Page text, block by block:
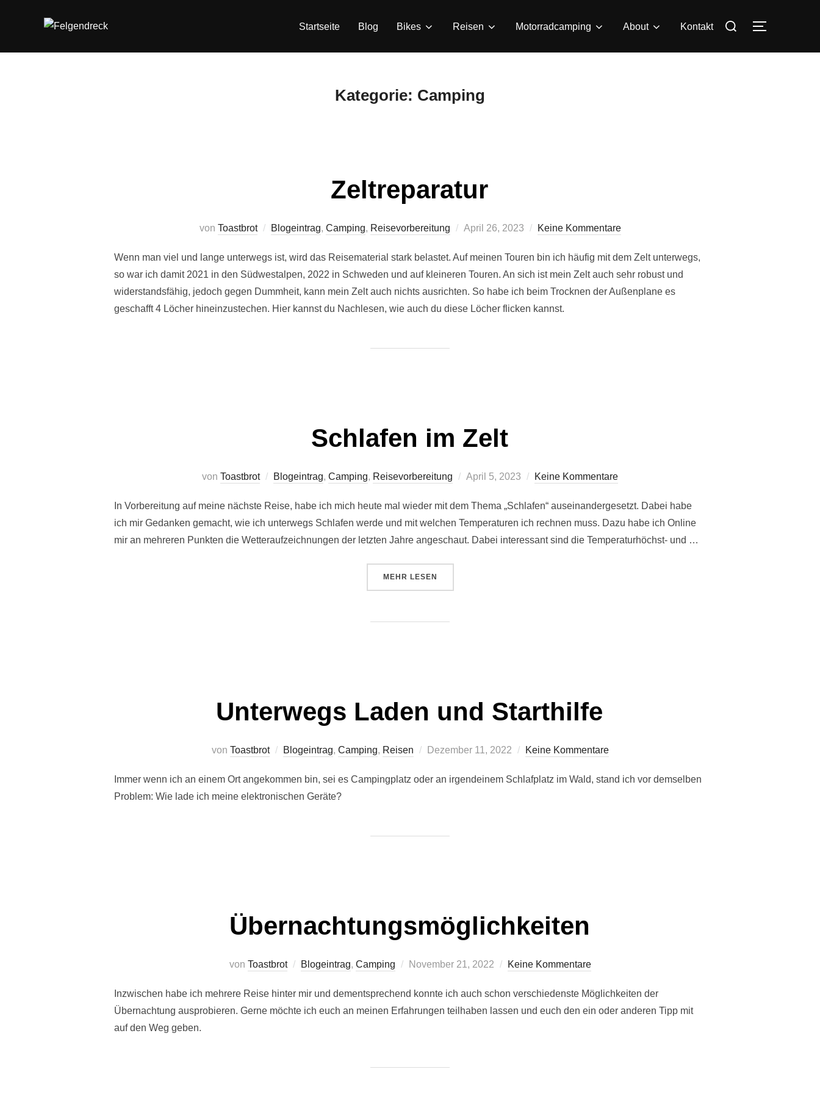
Startseite Blog Bikes Reisen Motorradcamping About Kontakt
Suchen
Kategorie: Camping
Zeltreparatur
von Toastbrot Blogeintrag, Camping, Reisevorbereitung
Veröffentlicht
April 26, 2023 Keine Kommentare
Wenn man viel und lange unterwegs ist, wird das Reisematerial stark belastet. Auf meinen Touren bin ich häufig mit dem Zelt unterwegs,
so war ich damit 2021 in den Südwestalpen, 2022 in Schweden und auf kleineren Touren. An sich ist mein Zelt auch sehr robust und
widerstandsfähig, jedoch gegen Dummheit, kann mein Zelt auch nichts ausrichten. So habe ich beim Trocknen der Außenplane es
geschafft 4 Löcher hineinzustechen. Hier kannst du Nachlesen, wie auch du diese Löcher flicken kannst.
Schlafen im Zelt
von Toastbrot Blogeintrag, Camping, Reisevorbereitung
Veröffentlicht
April 5, 2023 Keine Kommentare
In Vorbereitung auf meine nächste Reise, habe ich mich heute mal wieder mit dem Thema „Schlafen“ auseinandergesetzt. Dabei habe
ich mir Gedanken gemacht, wie ich unterwegs Schlafen werde und mit welchen Temperaturen ich rechnen muss. Dazu habe ich Online
mir an mehreren Punkten die Wetteraufzeichnungen der letzten Jahre angeschaut. Dabei interessant sind die Temperaturhöchst- und …
MEHR ÜBER „SCHLAFEN IM ZELT“
LESEN
Unterwegs Laden und Starthilfe
von Toastbrot Blogeintrag, Camping, Reisen
Veröffentlicht
Dezember 11, 2022 Keine Kommentare
Immer wenn ich an einem Ort angekommen bin, sei es Campingplatz oder an irgendeinem Schlafplatz im Wald, stand ich vor demselben
Problem: Wie lade ich meine elektronischen Geräte?
Übernachtungsmöglichkeiten
von Toastbrot Blogeintrag, Camping
Veröffentlicht
November 21, 2022 Keine Kommentare
Inzwischen habe ich mehrere Reise hinter mir und dementsprechend konnte ich auch schon verschiedenste Möglichkeiten der
Übernachtung ausprobieren. Gerne möchte ich euch an meinen Erfahrungen teilhaben lassen und euch den ein oder anderen Tipp mit
auf den Weg geben.